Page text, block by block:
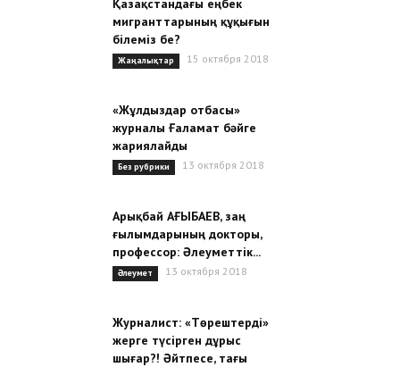
Қазақстандағы еңбек
мигранттарының құқығын
білеміз бе?
Жаңалықтар 15 октября 2018
«Жұлдыздар отбасы»
журналы Ғаламат бәйге
жариялайды
Без рубрики 13 октября 2018
Арықбай АҒЫБАЕВ, заң
ғылымдарының докторы,
профессор: Әлеуметтік...
Әлеумет 13 октября 2018
Журналист: «Төрештерді»
жерге түсірген дұрыс
шығар?! Әйтпесе, тағы